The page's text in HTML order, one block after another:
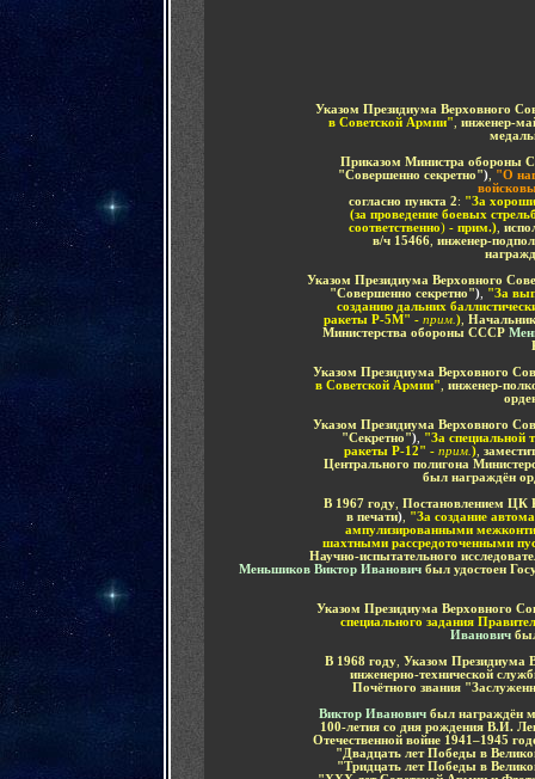
Указом Президиума Верховного
в Советской Армии"
инженер-
Приказом Министра обороны
"Совершенно секретно"),
"О
согласно пункта 2: "За
(за проведение боевых
соответственно)- прим.),
в/ч 15466, инженер-
Указом Президиума Верховного
"Совершенно секретно"),
"За
созданию дальних
ракеты Р-5М" - прим. ) Н
Министерства обороны СССР
Указом Президиума Верховного
в Советской Армии"
инженер-
Указом Президиума Верховного
"Секретно")
"За специальной
ракеты Р-12" - прим. )
Центрального полигона
был награждён
В 1967 году Постановлением
в печати),
"За создание
ампулизированными
шахтными рассредоточенными
Научно-испытательного
Меньшиков Виктор Иванович был удостоен
Указом Президиума Верховного
специального задания
Иванович бы
В 1968 году, Указом Президиума
инженерно-технической
Почётного звания
Виктор Иванович был награждён
100-летия со дня рождения В.И.
Отечественной войне 1941–1945
"Двадцать лет Победы в
"Тридцать лет Победы в